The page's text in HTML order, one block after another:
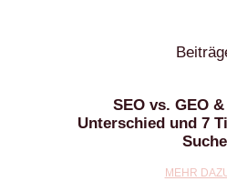
SEO vs. GEO
Unterschied und 7
Suche
MEHR